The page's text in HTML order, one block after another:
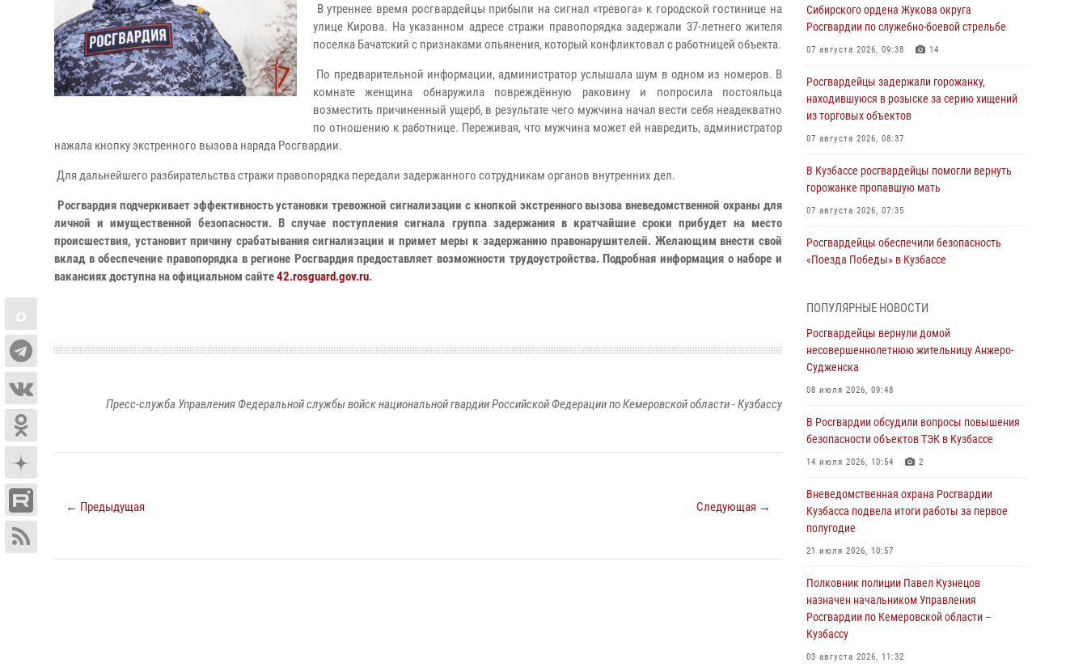
В утреннее время росгвардейцы прибыли на сигнал «тревога» к городской гостинице на
улице Кирова. На указанном адресе стражи правопорядка задержали 37-летнего жителя
поселка Бачатский с признаками опьянения, который конфликтовал с работницей объекта.
По предварительной информации, администратор услышала шум в одном из номеров. В
комнате женщина обнаружила повреждённую раковину и попросила постояльца
возместить причиненный ущерб, в результате чего мужчина начал вести себя неадекватно
по отношению к работнице. Переживая, что мужчина может ей навредить, администратор
нажала кнопку экстренного вызова наряда Росгвардии.
Для дальнейшего разбирательства стражи правопорядка передали задержанного сотрудникам органов внутренних дел.
Росгвардия подчеркивает эффективность установки тревожной сигнализации с кнопкой экстренного вызова вневедомственной охраны для
личной и имущественной безопасности. В случае поступления сигнала группа задержания в кратчайшие сроки прибудет на место
происшествия, установит причину срабатывания сигнализации и примет меры к задержанию правонарушителей. Желающим внести свой
вклад в обеспечение правопорядка в регионе Росгвардия предоставляет возможности трудоустройства. Подробная информация о наборе и
вакансиях доступна на официальном сайте42.rosguard.gov.ru.
Пресс-служба Управления Федеральной службы войск национальной гвардии Российской Федерации по Кемеровской области - Кузбассу
← Предыдущая Следующая →
Сибирского ордена Жукова округа
Росгвардии по служебно-боевой стрельбе
07 августа 2026, 09:38 14
Росгвардейцы задержали горожанку,
находившуюся в розыске за серию хищений
из торговых объектов
07 августа 2026, 08:37
В Кузбассе росгвардейцы помогли вернуть
горожанке пропавшую мать
07 августа 2026, 07:35
Росгвардейцы обеспечили безопасность
«Поезда Победы» в Кузбассе
Генерал-полковник Олег Плохой поздравил
специалистов организационно-штатных
подразделений Росгвардии с
профессиональным праздником
07 августа 2026, 05:32
С 1 сентября 2026 года вступает в силу новый
федеральный закон о частной охранной
Росгвардейцы задержали предполагаемого
виновника причинения ножевого ранения
Росгвардейцы задержали мужчину,
повредившего имущество горожанки
06 августа 2026, 08:17
ПОПУЛЯРНЫЕ НОВОСТИ
Росгвардейцы вернули домой
несовершеннолетнюю жительницу Анжеро-
Судженска
08 июля 2026, 09:48
В Росгвардии обсудили вопросы повышения
безопасности объектов ТЭК в Кузбассе
14 июля 2026, 10:54 2
Вневедомственная охрана Росгвардии
Кузбасса подвела итоги работы за первое
полугодие
21 июля 2026, 10:57
Полковник полиции Павел Кузнецов
назначен начальником Управления
Росгвардии по Кемеровской области –
Кузбассу
03 августа 2026, 11:32